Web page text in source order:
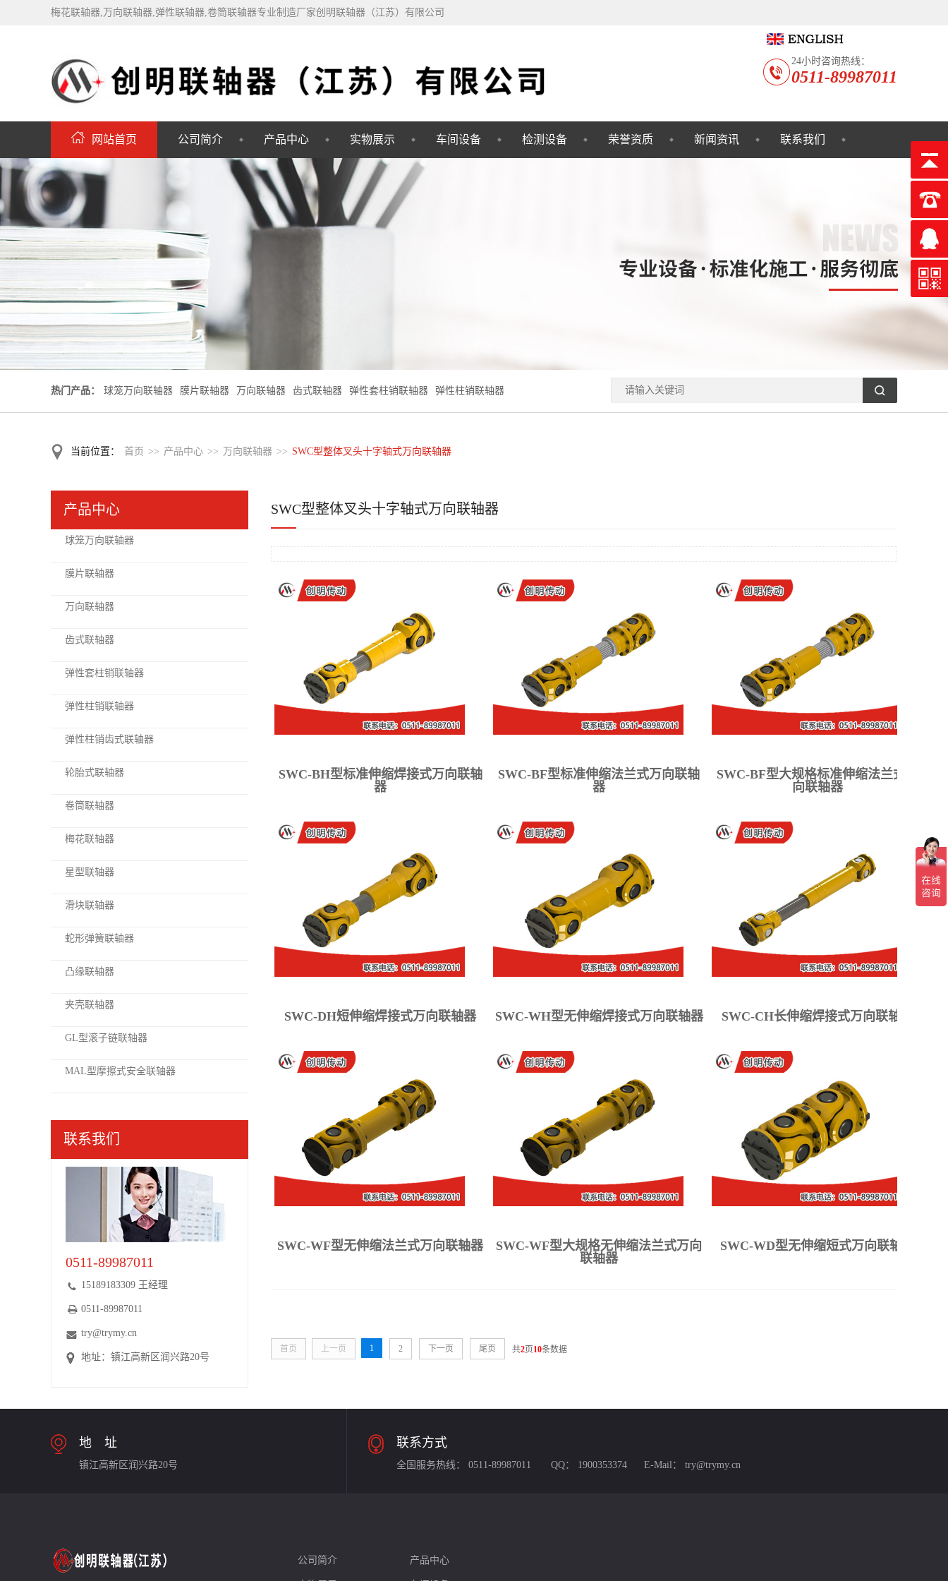
梅花联轴器,万向联轴器,弹性联轴器,卷筒联轴器专业制造厂家创明联轴器（江苏）有限公司
24小时咨询热线：
0511-89987011
网站首页 公司简介 产品中心 实物展示 车间设备 检测设备 荣誉资质 新闻资讯 联系我们
热门产品： 球笼万向联轴器 膜片联轴器 万向联轴器 齿式联轴器 弹性套柱销联轴器 弹性柱销联轴器
当前位置： 首页 >> 产品中心 >> 万向联轴器 >> SWC型整体叉头十字轴式万向联轴器
SWC型整体叉头十字轴式万向联轴器
SWC-BH型标准伸缩焊接式万向联轴
器
SWC-BF型标准伸缩法兰式万向联轴
器
SWC-BF型大规格标准伸缩法兰式万
向联轴器
SWC-DH短伸缩焊接式万向联轴器 SWC-WH型无伸缩焊接式万向联轴器 SWC-CH长伸缩焊接式万向联轴器
SWC-WF型无伸缩法兰式万向联轴器
SWC-WF型大规格无伸缩法兰式万向
联轴器
SWC-WD型无伸缩短式万向联轴器
首页 上一页 1 2 下一页 尾页 共2页10条数据
产品中心
球笼万向联轴器
膜片联轴器
万向联轴器
齿式联轴器
弹性套柱销联轴器
弹性柱销联轴器
弹性柱销齿式联轴器
轮胎式联轴器
卷筒联轴器
梅花联轴器
星型联轴器
滑块联轴器
蛇形弹簧联轴器
凸缘联轴器
夹壳联轴器
GL型滚子链联轴器
MAL型摩擦式安全联轴器
联系我们
0511-89987011
15189183309 王经理
0511-89987011
try@trymy.cn
地址：镇江高新区润兴路20号
地 址
镇江高新区润兴路20号
联系方式
全国服务热线： 0511-89987011 QQ： 1900353374 E-Mail： try@trymy.cn
公司简介 产品中心